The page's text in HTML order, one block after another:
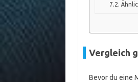
Vergleich
Bevor du eine